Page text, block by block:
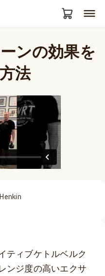
ンの効果を
法
ティブケトルベルク
ンジ度の高いエクサ